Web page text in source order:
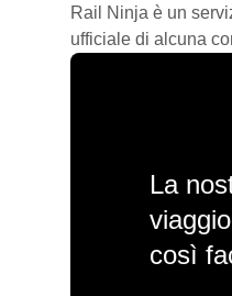
Rail Ninja è un
ufficiale di alcuna
La
così